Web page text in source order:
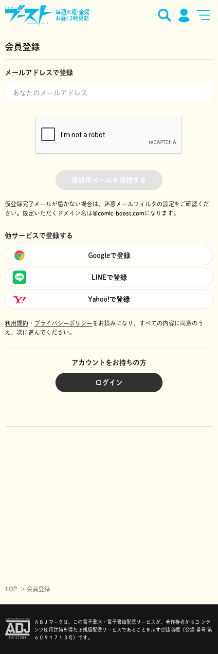
毎週火曜•金曜
お昼12時更新
会員登録
メールアドレスで登録
登録用メールを送信する
仮登録完了メールが届かない場合は、迷惑メールフィルタの設定をご確認くだ
さい。 設定いただくドメイン名は@comic-boost.comになります。
他サービスで登録する
Googleで登録
LINEで登録
Yahoo!で登録
利用規約 ・ プライバシーポリシーをお読みになり、 すべての内容に同意のう
え、次に進んでください。
アカウントをお持ちの方
ログイン
TOP 会員登録
ＡＢＪマークは、この電子書店・電子書籍配信サービスが、著作権者からコ ンテ
ンツ使用許諾を得た正規版配信サービスであることを示す登録商標（登録 番号 第
６０９１７１３号）です。